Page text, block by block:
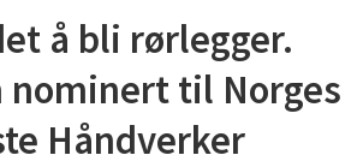
å bli rørlegger.
nominert til Norges
Håndverker